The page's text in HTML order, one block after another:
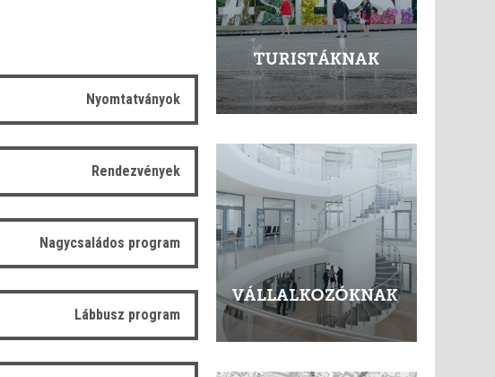
Nyomtatványok
Rendezvények
Nagycsaládos program
Lábbusz program